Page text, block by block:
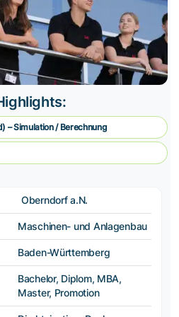
– Simulation / Berechnung
Oberndorf a.N.
Maschinen- und Anlagenbau
Baden-Württemberg
Bachelor, Diplom, MBA,
Master, Promotion